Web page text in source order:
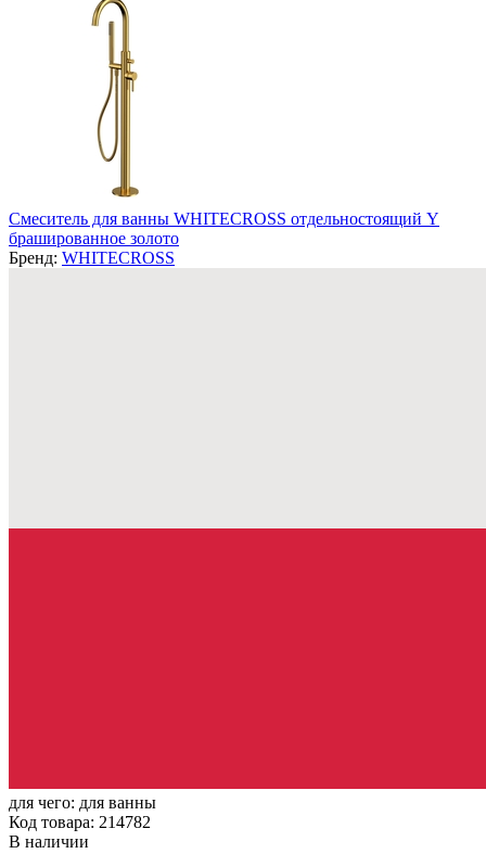
Смеситель для ванны WHITECROSS отдельностоящий Y
брашированное золото
Бренд: WHITECROSS
для чего: для ванны
Код товара: 214782
В наличии